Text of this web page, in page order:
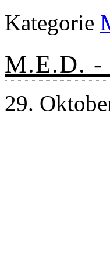
Kategorie
M.E.D.
29.